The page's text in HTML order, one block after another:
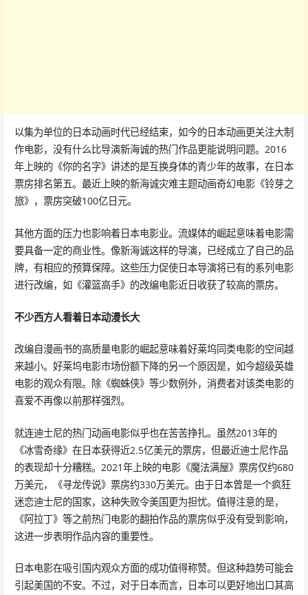
以集为单位的日本动画时代已经结束，如今的日本动画更关注大制
作电影，没有什么比导演新海诚的热门作品更能说明问题。2016
年上映的《你的名字》讲述的是互换身体的青少年的故事，在日本
票房排名第五。最近上映的新海诚灾难主题动画奇幻电影《铃芽之
旅》，票房突破100亿日元。
其他方面的压力也影响着日本电影业。流媒体的崛起意味着电影需
要具备一定的商业性。像新海诚这样的导演，已经成立了自己的品
牌，有相应的预算保障。这些压力促使日本导演将已有的系列电影
进行改编，如《灌篮高手》的改编电影近日收获了较高的票房。
不少西方人看着日本动漫长大
改编自漫画书的高质量电影的崛起意味着好莱坞同类电影的空间越
来越小。好莱坞电影市场份额下降的另一个原因是，如今超级英雄
电影的观众有限。除《蜘蛛侠》等少数例外，消费者对该类电影的
喜爱不再像以前那样强烈。
就连迪士尼的热门动画电影似乎也在苦苦挣扎。虽然2013年的
《冰雪奇缘》在日本获得近2.5亿美元的票房，但最近迪士尼作品
的表现却十分糟糕。2021年上映的电影《魔法满屋》票房仅约680
万美元，《寻龙传说》票房约330万美元。由于日本曾是一个疯狂
迷恋迪士尼的国家，这种失败令美国更为担忧。值得注意的是，
《阿拉丁》等之前热门电影的翻拍作品的票房似乎没有受到影响，
这进一步表明作品内容的重要性。
日本电影在吸引国内观众方面的成功值得称赞。但这种趋势可能会
引起美国的不安。不过，对于日本而言，日本可以更好地出口其高